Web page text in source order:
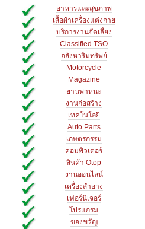
อาหารและสุขภาพ
เสื้อผ้าเครื่องแต่งกาย
บริการงานจัดเลี้ยง
Classified TSO
อสังหาริมทรัพย์
Motorcycle
Magazine
ยานพาหนะ
งานก่อสร้าง
เทคโนโลยี
Auto Parts
เกษตรกรรม
คอมพิวเตอร์
สินค้า Otop
งานออนไลน์
เครื่องสำอาง
เฟอร์นิเจอร์
โปรแกรม
ของขวัญ